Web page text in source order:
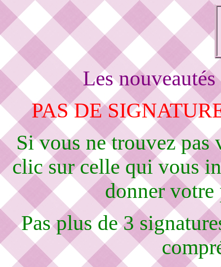
Les
PAS DE
Si vous ne trouvez pas
clic sur celle qui vous
donner votre
Pas plus de 3